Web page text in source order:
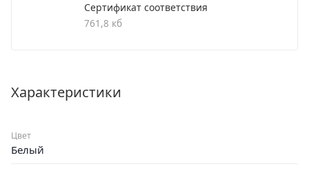
Сертификат соответствия
761,8 кб
Характеристики
Цвет
Белый